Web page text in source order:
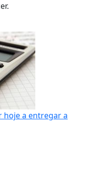
hoje a entregar a